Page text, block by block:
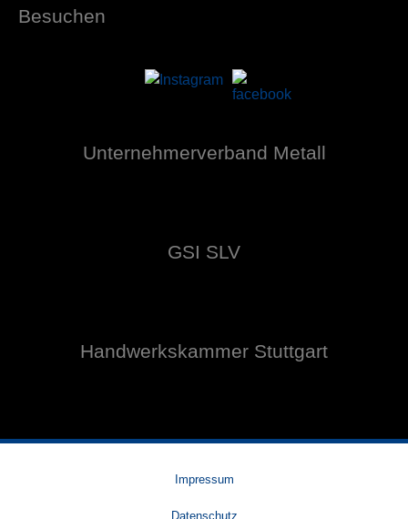
Besuchen
Unternehmerverband Metall
GSI SLV
Handwerkskammer Stuttgart
Impressum
Datenschutz